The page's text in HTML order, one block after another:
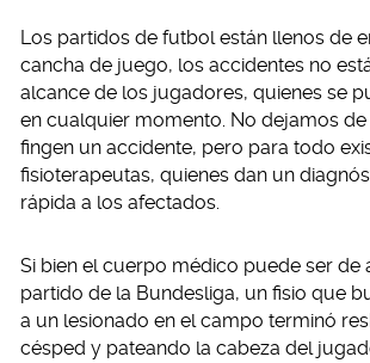
Los partidos de futbol están llenos de
cancha de juego, los accidentes no
alcance de los jugadores, quienes se
en cualquier momento. No dejamos
fingen un accidente, pero para todo
fisioterapeutas, quienes dan un
rápida a los afectados.
Si bien el cuerpo médico puede ser de
partido de la Bundesliga, un fisio que
a un lesionado en el campo terminó
césped y pateando la cabeza del